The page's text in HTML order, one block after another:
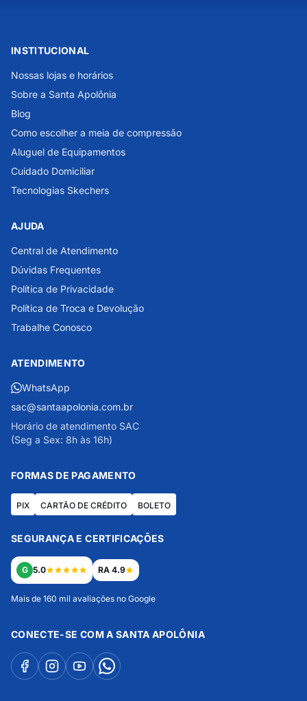
INSTITUCIONAL
Nossas lojas e horários
Sobre a Santa Apolônia
Blog
Como escolher a meia de compressão
Aluguel de Equipamentos
Cuidado Domiciliar
Tecnologias Skechers
AJUDA
Central de Atendimento
Dúvidas Frequentes
Política de Privacidade
Política de Troca e Devolução
Trabalhe Conosco
ATENDIMENTO
WhatsApp
sac@santaapolonia.com.br
Horário de atendimento SAC
(Seg a Sex: 8h às 16h)
FORMAS DE PAGAMENTO
PIX CARTÃO DE CRÉDITO BOLETO
SEGURANÇA E CERTIFICAÇÕES
G 5.0 RA 4.9
Mais de 160 mil avaliações no Google
CONECTE-SE COM A SANTA APOLÔNIA